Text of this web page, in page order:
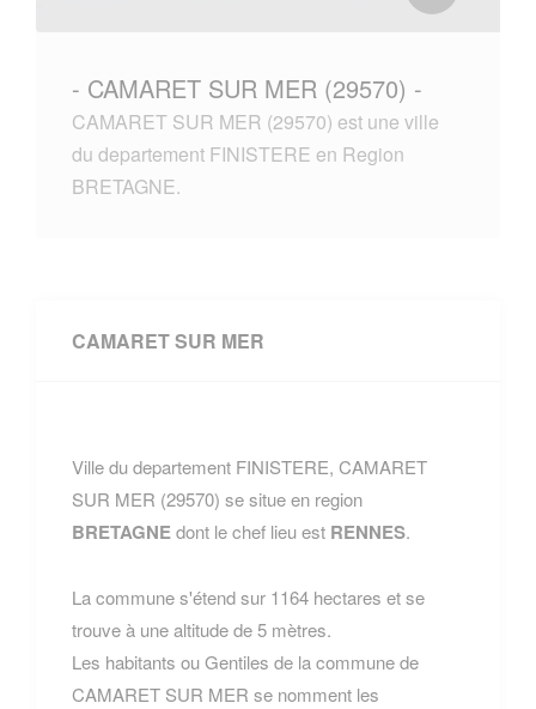
- CAMARET SUR MER (29570) -
CAMARET SUR MER (29570) est une ville
du departement FINISTERE en Region
BRETAGNE.
CAMARET SUR MER
Ville du departement FINISTERE, CAMARET
SUR MER (29570) se situe en region
BRETAGNEdont le chef lieu est RENNES.
La commune s'étend sur 1164 hectares et se
trouve à une altitude de 5 mètres.
Les habitants ou Gentiles de la commune de
CAMARET SUR MER se nomment les